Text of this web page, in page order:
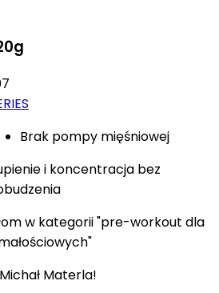
Brak pompy mięśniowej
i koncentracja bez
w kategorii "pre-workout dla
Materla!